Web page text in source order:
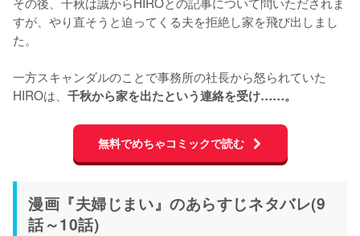
すが、やり直そうと迫ってくる夫を拒絶し家を飛び出しまし
た。
一方スキャンダルのことで事務所の社長から怒られていた
HIROは、 千秋から家を出たという連絡を受け……。
無料でめちゃコミックで読む
漫画『夫婦じまい』のあらすじネタバレ(9
話～10話)